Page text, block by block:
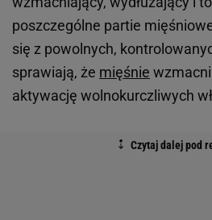
poszczególne partie
się z powolnych,
sprawiają, że mięśnie
aktywację wolnokurczliwych